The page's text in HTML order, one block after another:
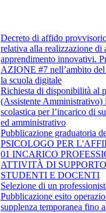
Decreto di affido
relativa alla realizzazione di
apprendimento innovativi.
AZIONE #7 nell’ambito
la scuola digitale
Richiesta di disponibilità al
(Assistente Amministrativo)
scolastica per l’incarico di
ed amministrativo
Pubblicazione graduatoria
PSICOLOGO PER
01 INCARICO
ATTIVITÀ DI
STUDENTI E DOCENTI
Selezione di un
Pubblicazione esito
supplenza temporanea fino